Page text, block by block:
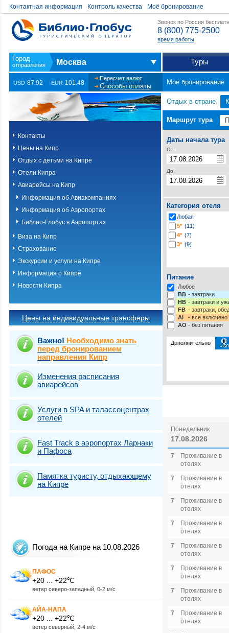
Контактная информация Контроль качества Моё бронирование
Звонок по России
8 (800) 775-2500
время работы
Москва Туры
USD 87.92 EUR 101.48
Пересчет валют
Способы оплаты
Моё бронирование
Контакты
Цены на Кипр
Отдых с детьми на Кипре
Отели Кипра
Авиарейсы на Кипр
Информация об Авиакомпаниях
Информация об Аэропортах
Библио-Глобус в Аэропортах
Виза на Кипр
Страхование
Экскурсии и услуги на Кипре
Информация о Кипре
Новости Кипра
Цены на индивидуальные трансферы
Важно! Необходимо знать
перед бронированием
направления Кипр
Изменения расписания
авиарейсов
Услуги в SPA и талассоцентрах
отелей
Fast Traсk в аэропортах Ларнаки
и Пафоса
Памятка туристу, отдыхающему
на Кипре
Погода на Кипре на 10.08.2026
ПАФОС
+20 ... +22℃
ветер северо-западный, 0-2 м/с
АЙА-НАПА
+20 ... +22℃
ветер северный, 2-4 м/с
Отдых в стране
Маршрут тура
Даты начала тура
От
До
Категория отеля
Любая
5* (11)
4* (7)
3* (9)
Питание
Любое
BB - завтраки
HB - завтраки и
FB - завтраки,
AI
- все включено
AO - без питания
Дополнительно
Понедельник
17.08.2026
7
Проживание в
отелях
7
Проживание в
отелях
7
Проживание в
отелях
7
Проживание в
отелях
7
Проживание в
отелях
7
Проживание в
отелях
7
Проживание в
отелях
7
Проживание в
отелях